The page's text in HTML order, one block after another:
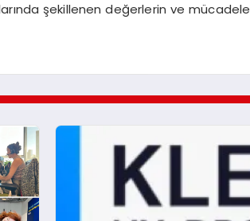
şekillenen değerlerin ve mücadele